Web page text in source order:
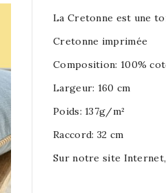
La Cretonne est une
Cretonne imprimée
Composition: 100%
Largeur: 160 cm
Poids: 137g/m²
Raccord: 32 cm
Sur notre site Internet,